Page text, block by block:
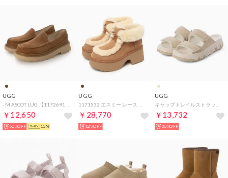
UGG
￥12,650
50%OFF 15%
UGG
￥28,770
12%OFF
UGG
￥13,732
30%OFF